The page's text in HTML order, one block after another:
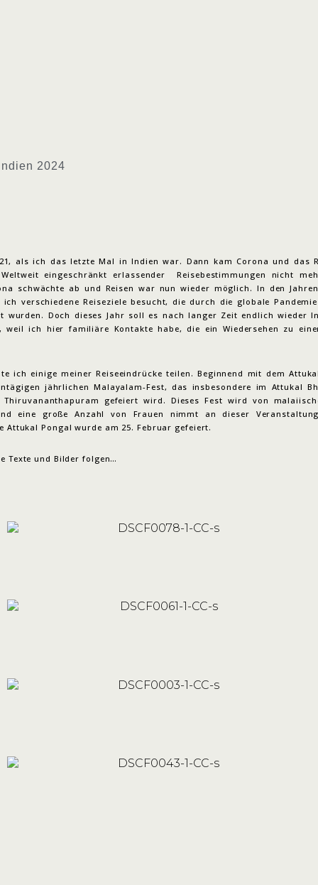
2024
als ich das letzte Mal in Indien war. Dann kam Corona und das
eingeschränkt erlassender Reisebestimmungen nicht
schwächte ab und Reisen war nun wieder möglich. In den
ich verschiedene Reiseziele besucht, die durch die globale
wurden. Doch dieses Jahr soll es nach langer Zeit endlich wieder
weil ich hier familiäre Kontakte habe, die ein Wiedersehen zu
ich einige meiner Reiseeindrücke teilen. Beginnend mit dem
jährlichen Malayalam-Fest, das insbesondere im Attukal
Thiruvananthapuram gefeiert wird. Dieses Fest wird von
eine große Anzahl von Frauen nimmt an dieser
Attukal Pongal wurde am 25. Februar gefeiert.
Texte und Bilder folgen…